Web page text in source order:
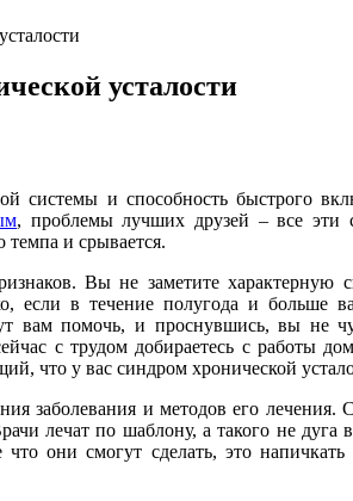
усталости
и способность быстрого
, проблемы лучших друзей – все эти
и срывается.
Вы не заметите характерную
если в течение полугода и больше
вам помочь, и проснувшись, вы не
с трудом добираетесь с работы
что у вас синдром хронической
заболевания и методов его лечения.
лечат по шаблону, а такого не дуга
они смогут сделать, это напичкать